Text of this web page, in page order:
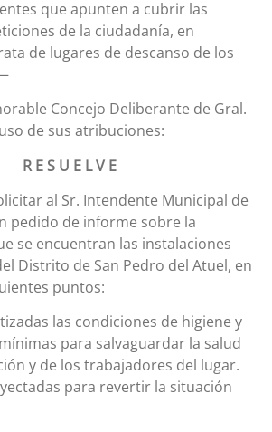
que apunten a cubrir las
de la ciudadanía, en
de lugares de descanso de los
Concejo Deliberante de Gral.
de sus atribuciones:
R E S U E L V E
al Sr. Intendente Municipal de
pedido de informe sobre la
se encuentran las instalaciones
Distrito de San Pedro del Atuel, en
puntos:
las condiciones de higiene y
para salvaguardar la salud
y de los trabajadores del lugar.
para revertir la situación